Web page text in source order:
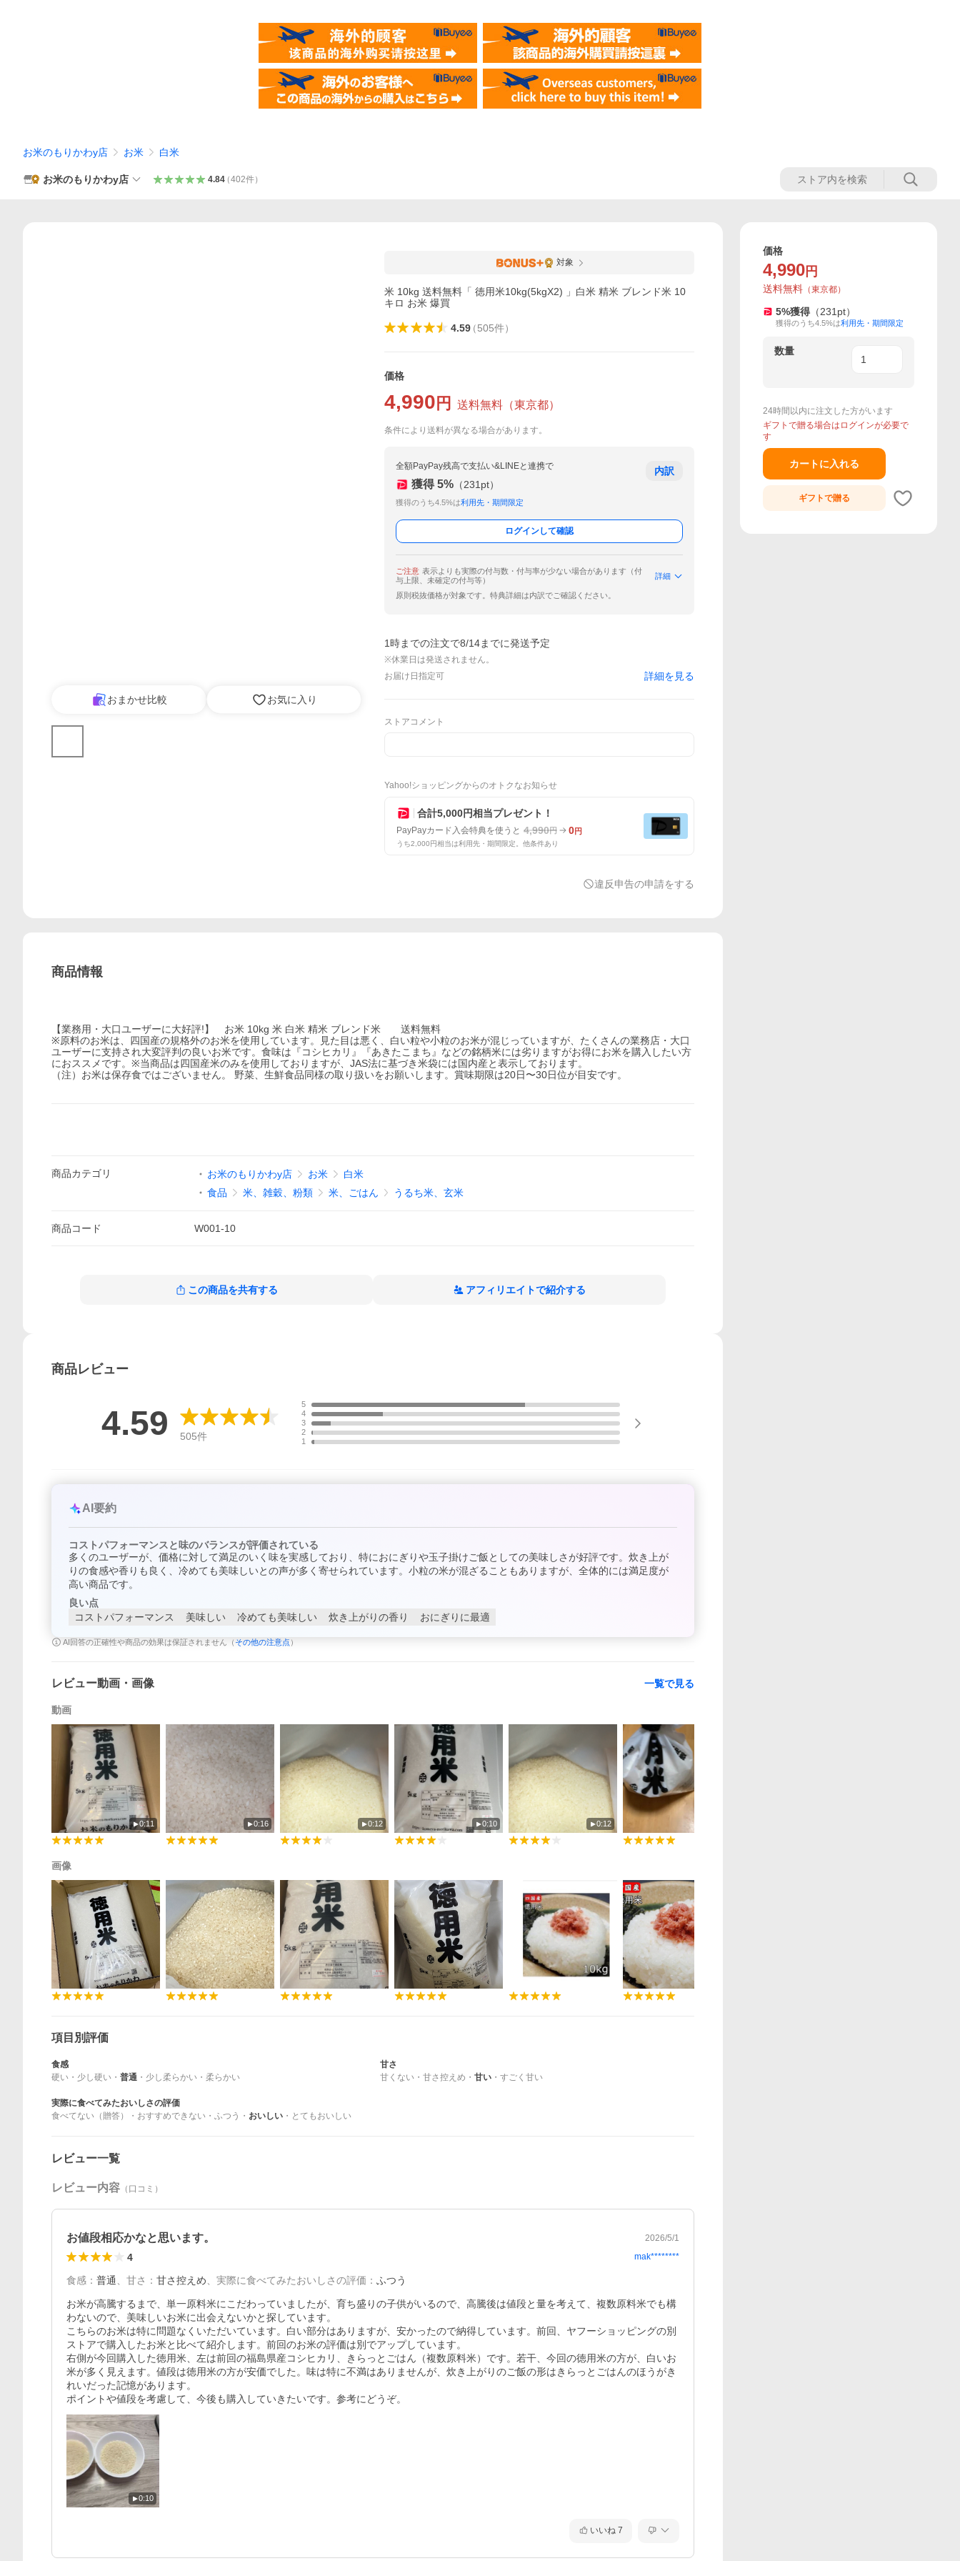
お米のもりかわy店 お米 白米
お米のもりかわy店 4.84（402件）
おまかせ比較 お気に入り
対象
米 10kg 送料無料「 徳用米10kg(5kgX2) 」白米 精米 ブレンド米 10
キロ お米 爆買
4.59（505件）
価格
4,990 円 送料無料 （東京都）
条件により送料が異なる場合があります。
全額PayPay残高で支払い&LINEと連携で
獲得 5% （231 pt）
獲得のうち4.5%は利用先・期間限定
内訳
ログインして確認
ご注意 表示よりも実際の付与数・付与率が少ない場合があります（付
与上限、未確定の付与等）
詳細
原則税抜価格が対象です。特典詳細は内訳でご確認ください。
1時までの注文で8/14までに発送予定
※休業日は発送されません。
お届け日指定可
詳細を見る
ストアコメント
Yahoo!ショッピングからのオトクなお知らせ
合計5,000円相当プレゼント！
PayPayカード入会特典を使うと 4,990円 0円
うち2,000円相当は利用先・期間限定。他条件あり
違反申告の申請をする
商品情報
【業務用・大口ユーザーに大好評!】 お米 10kg 米 白米 精米 ブレンド米 送料無料
※原料のお米は、四国産の規格外のお米を使用しています。見た目は悪く、白い粒や小粒のお米が混じっていますが、たくさんの業務店・大口
ユーザーに支持され大変評判の良いお米です。食味は『コシヒカリ』『あきたこまち』などの銘柄米には劣りますがお得にお米を購入したい方
におススメです。※当商品は四国産米のみを使用しておりますが、JAS法に基づき米袋には国内産と表示しております。
（注）お米は保存食ではございません。 野菜、生鮮食品同様の取り扱いをお願いします。賞味期限は20日〜30日位が目安です。
商品カテゴリ お米のもりかわy店 お米
白米
食品
米、雑穀、粉類 米、ごはん うるち米、玄米
商品コード W001-10
この商品を共有する アフィリエイトで紹介する
商品レビュー
4.59 505件
5
4
3
2
1
AI要約
コストパフォーマンスと味のバランスが評価されている
多くのユーザーが、価格に対して満足のいく味を実感しており、特におにぎりや玉子掛けご飯としての美味しさが好評です。炊き上が
りの食感や香りも良く、冷めても美味しいとの声が多く寄せられています。小粒の米が混ざることもありますが、全体的には満足度が
高い商品です。
良い点
コストパフォーマンス
美味しい 冷めても美味しい 炊き上がりの香り おにぎりに最適
AI回答の正確性や商品の効果は保証されません（ その他の注意点 ）
レビュー動画・画像 一覧で見る
動画
0:11 0:16 0:12 0:10 0:12
画像
項目別評価
食感
硬い ・ 少し硬い ・ 普通 ・ 少し柔らかい ・ 柔らかい
甘さ
甘くない ・ 甘さ控えめ ・ 甘い ・ すごく甘い
実際に食べてみたおいしさの評価
食べてない（贈答）
・ おすすめできない ・ ふつう ・ おいしい ・ とてもおいしい
レビュー一覧
レビュー内容 （口コミ）
お値段相応かなと思います。 2026/5/1
4 mak********
食感 ： 普通 甘さ ： 甘さ控えめ 実際に食べてみたおいしさの評価 ： ふつう
お米が高騰するまで、単一原料米にこだわっていましたが、育ち盛りの子供がいるので、高騰後は値段と量を考えて、複数原料米でも構
わないので、美味しいお米に出会えないかと探しています。
こちらのお米は特に問題なくいただいています。白い部分はありますが、安かったので納得しています。前回、ヤフーショッピングの別
ストアで購入したお米と比べて紹介します。前回のお米の評価は別でアップしています。
右側が今回購入した徳用米、左は前回の福島県産コシヒカリ、きらっとごはん（複数原料米）です。若干、今回の徳用米の方が、白いお
米が多く見えます。値段は徳用米の方が安価でした。味は特に不満はありませんが、炊き上がりのご飯の形はきらっとごはんのほうがき
れいだった記憶があります。
ポイントや値段を考慮して、今後も購入していきたいです。参考にどうぞ。
0:10
いいね 7
価格
4,990 円
送料無料 （東京都）
5%獲得 （231 pt）
獲得のうち4.5%は利用先・期間限定
数量
24時間以内に注文した方がいます
ギフトで贈る場合はログインが必要で
す
カートに入れる
ギフトで贈る